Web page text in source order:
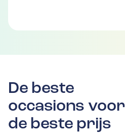
De beste
occasions voor
de beste prijs